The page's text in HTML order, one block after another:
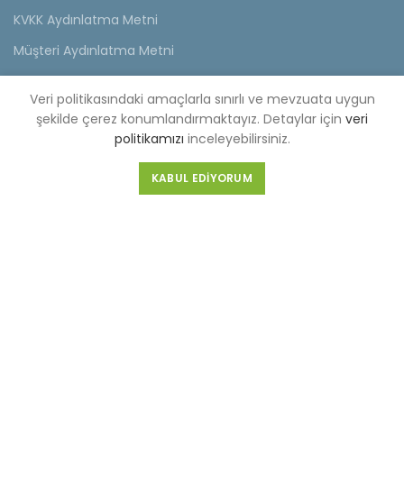
KVKK Aydınlatma Metni
Müşteri Aydınlatma Metni
Tedarikçi Aydınlatma Metni
KDKKS Aydınlatma Metni
Kişisel Veri Başvuru Formu
Veri politikasındaki amaçlarla sınırlı ve mevzuata uygun
şekilde çerez konumlandırmaktayız. Detaylar için veri
politikamızı inceleyebilirsiniz.
KABUL EDIYORUM